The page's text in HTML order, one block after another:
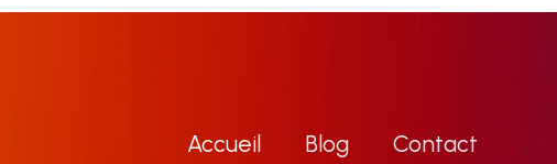
Accueil Blog Contact